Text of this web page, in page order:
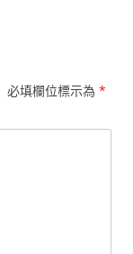
必填欄位標示為 *